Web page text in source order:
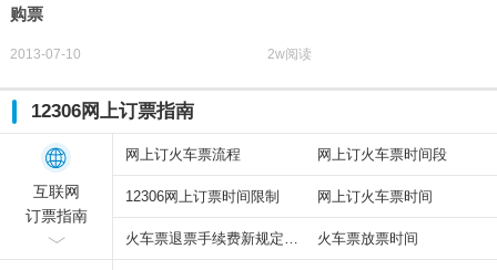
购票
2013-07-10 2w阅读
12306网上订票指南
互联网
订票指南
网上订火车票流程 网上订火车票时间段
12306网上订票时间限制 网上订火车票时间
火车票放票时间